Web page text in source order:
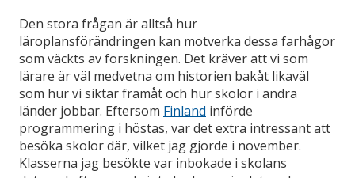
Den stora frågan är alltså hur
läroplansförändringen kan motverka dessa farhågor
som väckts av forskningen. Det kräver att vi som
lärare är väl medvetna om historien bakåt likaväl
som hur vi siktar framåt och hur skolor i andra
länder jobbar. Eftersom Finland införde
programmering i höstas, var det extra intressant att
besöka skolor där, vilket jag gjorde i november.
Klasserna jag besökte var inbokade i skolans